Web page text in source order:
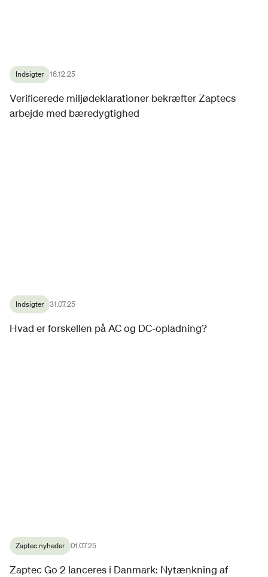
Indsigter 16.12.25
Verificerede miljødeklarationer bekræfter Zaptecs
arbejde med bæredygtighed
Indsigter 31.07.25
Hvad er forskellen på AC og DC-opladning?
Zaptec nyheder 01.07.25
Zaptec Go 2 lanceres i Danmark: Nytænkning af